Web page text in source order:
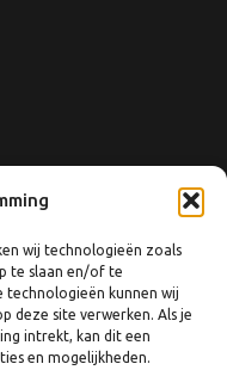
wij technologieën zoals
te slaan en/of te
kunnen wij
deze site verwerken. Als je
intrekt, kan dit een
en mogelijkheden.